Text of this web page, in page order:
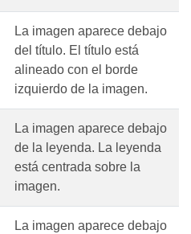
La imagen aparece debajo
del título. El título está
alineado con el borde
izquierdo de la imagen.
La imagen aparece debajo
de la leyenda. La leyenda
está centrada sobre la
imagen.
La imagen aparece debajo